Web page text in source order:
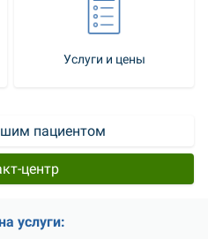
Услуги и цены
пациентом
центр
услуги: